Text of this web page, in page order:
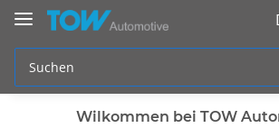
Wilkommen bei TOW